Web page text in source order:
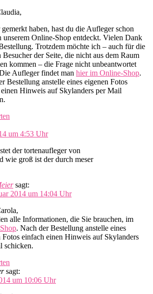
haben, hast du die Aufleger schon
unserem Online-Shop entdeckt. Vielen Dank
Trotzdem möchte ich – auch für die
Besucher der Seite, die nicht aus dem Raum
kommen – die Frage nicht unbeantwortet
Aufleger findet man hier im Online-Shop.
Bestellung anstelle eines eigenen Fotos
Hinweis auf Skylanders per Mail
um 4:53 Uhr
der tortenaufleger von
wie groß ist der durch meser
sagt:
2014 um 14:04 Uhr
alle Informationen, die Sie brauchen, im
. Nach der Bestellung anstelle eines
Fotos einfach einen Hinweis auf Skylanders
schicken.
sagt:
um 10:06 Uhr